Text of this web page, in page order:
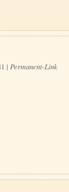
| Permanent-Link